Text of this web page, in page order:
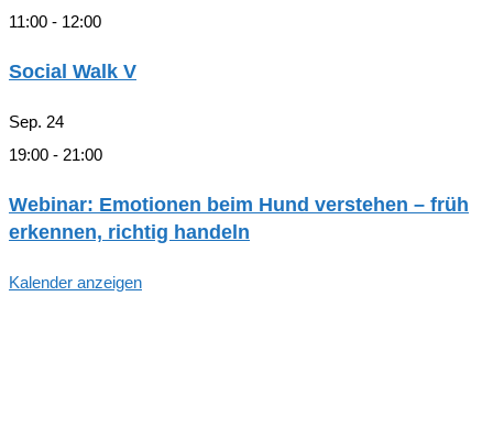
11:00 - 12:00
Social Walk V
Sep. 24
19:00 - 21:00
Webinar: Emotionen beim Hund verstehen – früh
erkennen, richtig handeln
Kalender anzeigen